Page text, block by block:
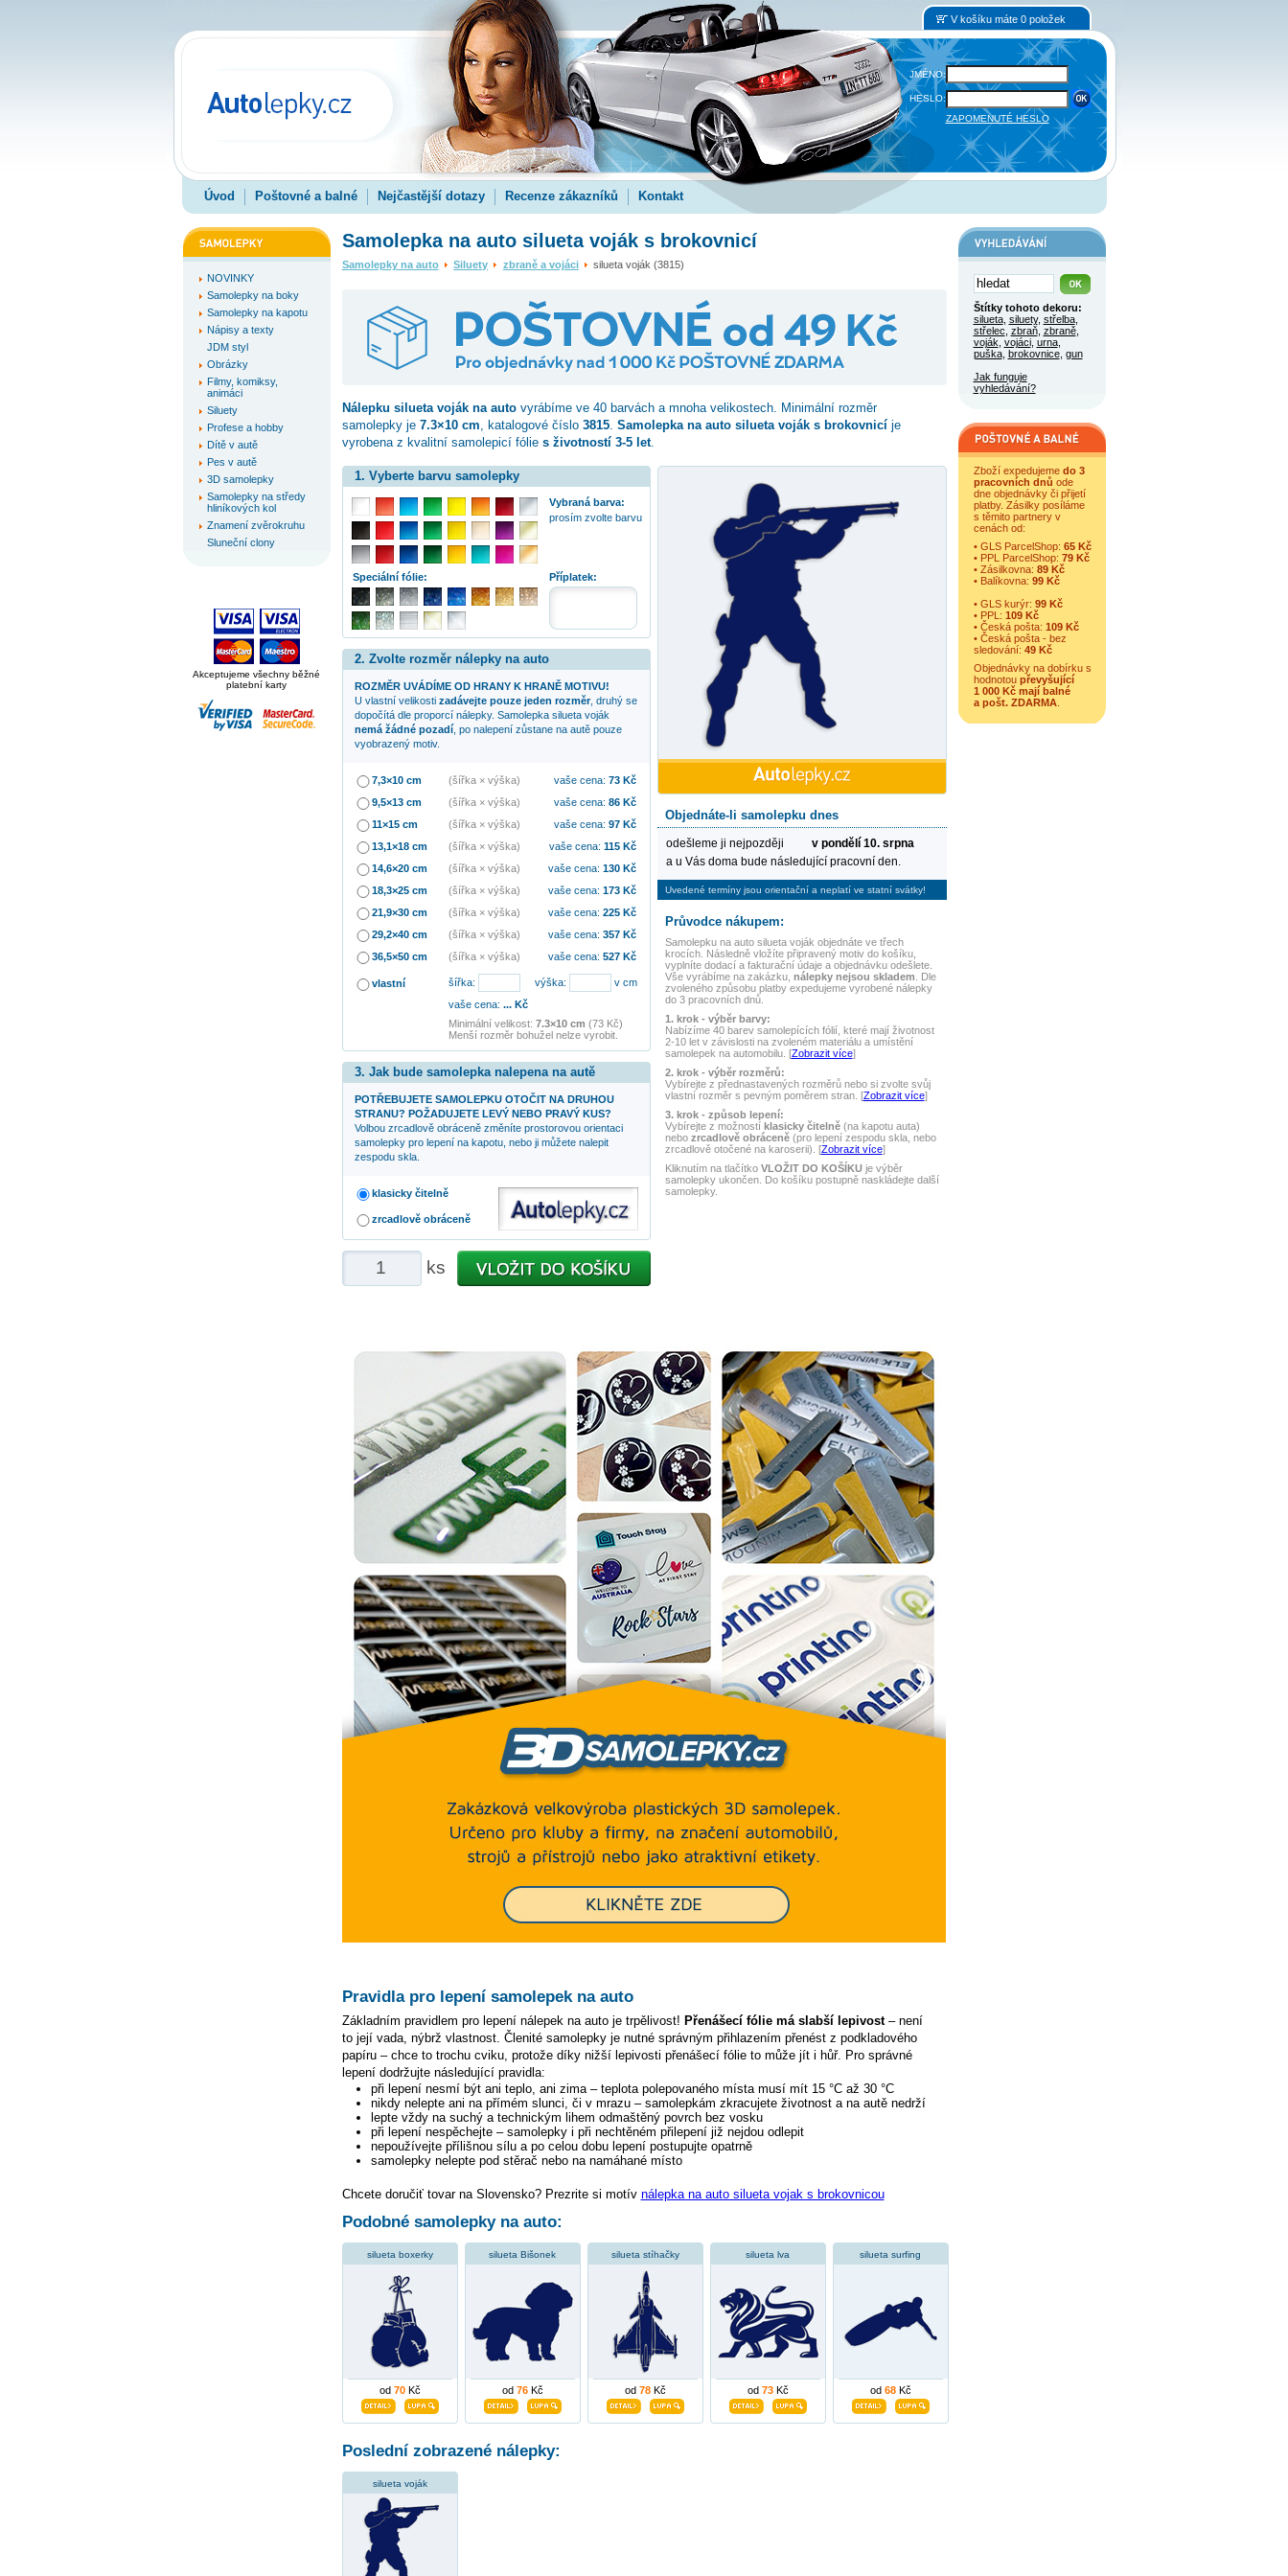
V košíku máte 0 položek
JMÉNO:
HESLO:
ZAPOMENUTÉ HESLO
Úvod Poštovné a balné Nejčastější dotazy Recenze zákazníků Kontakt
NOVINKY
Samolepky na boky
Samolepky na kapotu
Nápisy a texty
JDM styl
Obrázky
Filmy, komiksy,
animáci
Siluety
Profese a hobby
Dítě v autě
Pes v autě
3D samolepky
Samolepky na středy
hliníkových kol
Znamení zvěrokruhu
Sluneční clony
Akceptujeme všechny běžné
platební karty
Samolepka na auto silueta voják s brokovnicí
Samolepky na auto Siluety zbraně a vojáci silueta voják (3815)
Nálepku silueta vojákna autovyrábíme ve 40 barvách a mnoha velikostech. Minimální rozměr
samolepky je 7.3×10 cm, katalogové číslo 3815. Samolepka na auto silueta voják s brokovnicíje
vyrobena z kvalitní samolepicí fólie s životností 3-5 let.
Objednáte-li samolepku dnes
odešleme ji nejpozději
v pondělí 10. srpna
a u Vás doma bude následující pracovní den.
Uvedené termíny jsou orientační a neplatí ve statní svátky!
Průvodce nákupem:
Samolepku na auto silueta voják objednáte ve třech
krocích. Následně vložíte připravený motiv do košíku,
vyplníte dodací a fakturační údaje a objednávku odešlete.
Vše vyrábíme na zakázku, nálepky nejsou skladem . Dle
zvoleného způsobu platby expedujeme vyrobené nálepky
do 3 pracovních dnů.
1. krok - výběr barvy:
Nabízíme 40 barev samolepících fólií, které mají životnost
2-10 let v závislosti na zvoleném materiálu a umístění
samolepek na automobilu. [Zobrazit více]
2. krok - výběr rozměrů:
Vybírejte z přednastavených rozměrů nebo si zvolte svůj
vlastní rozměr s pevným poměrem stran. [Zobrazit více]
3. krok - způsob lepení:
Vybírejte z možností klasicky čitelně(na kapotu auta)
nebo zrcadlově obráceně(pro lepení zespodu skla, nebo
zrcadlově otočené na karoserii). [Zobrazit více]
Kliknutím na tlačítko VLOŽIT DO KOŠÍKUje výběr
samolepky ukončen. Do košíku postupně naskládejte další
samolepky.
1. Vyberte barvu samolepky
Vybraná barva:
prosím zvolte barvu
Příplatek:
Speciální fólie:
2. Zvolte rozměr nálepky na auto
ROZMĚR UVÁDÍME OD HRANY K HRANĚ MOTIVU!
U vlastní velikosti zadávejte pouze jeden rozměr, druhý se
dopočítá dle proporcí nálepky. Samolepka silueta voják
nemá žádné pozadí, po nalepení zůstane na autě pouze
vyobrazený motiv.
7,3×10 cm (šířka × výška) vaše cena: 73Kč
9,5×13 cm
(šířka × výška) vaše cena: 86Kč
11×15 cm
(šířka × výška) vaše cena: 97Kč
13,1×18 cm
(šířka × výška) vaše cena: 115Kč
14,6×20 cm
(šířka × výška) vaše cena: 130Kč
18,3×25 cm
(šířka × výška) vaše cena: 173Kč
21,9×30 cm
(šířka × výška) vaše cena: 225Kč
29,2×40 cm
(šířka × výška) vaše cena: 357Kč
36,5×50 cm
(šířka × výška) vaše cena: 527Kč
vlastní šířka: výška:
v cm
vaše cena: ...Kč
Minimální velikost: 7.3×10 cm (73 Kč)
Menší rozměr bohužel nelze vyrobit.
3. Jak bude samolepka nalepena na autě
POTŘEBUJETE SAMOLEPKU OTOČIT NA DRUHOU
STRANU? POŽADUJETE LEVÝ NEBO PRAVÝ KUS?
Volbou zrcadlově obráceně změníte prostorovou orientaci
samolepky pro lepení na kapotu, nebo ji můžete nalepit
zespodu skla.
klasicky čitelně
zrcadlově obráceně
ks
Pravidla pro lepení samolepek na auto
Základním pravidlem pro lepení nálepek na auto je trpělivost! Přenášecí fólie má slabší lepivost– není
to její vada, nýbrž vlastnost. Členité samolepky je nutné správným přihlazením přenést z podkladového
papíru – chce to trochu cviku, protože díky nižší lepivosti přenášecí fólie to může jít i hůř. Pro správné
lepení dodržujte následující pravidla:
při lepení nesmí být ani teplo, ani zima – teplota polepovaného místa musí mít 15 °C až 30 °C
nikdy nelepte ani na přímém slunci, či v mrazu – samolepkám zkracujete životnost a na autě nedrží
lepte vždy na suchý a technickým lihem odmaštěný povrch bez vosku
při lepení nespěchejte – samolepky i při nechtěném přilepení již nejdou odlepit
nepoužívejte přílišnou sílu a po celou dobu lepení postupujte opatrně
samolepky nelepte pod stěrač nebo na namáhané místo
Chcete doručiť tovar na Slovensko? Prezrite si motív nálepka na auto silueta vojak s brokovnicou
Podobné samolepky na auto:
silueta boxerky
od 70Kč
silueta Bišonek
od 76Kč
silueta stíhačky
od 78Kč
silueta lva
od 73Kč
silueta surfing
od 68Kč
Poslední zobrazené nálepky:
silueta voják
Štítky tohoto dekoru:
silueta, siluety, střelba,
střelec zbraň, zbraně,
voják vojáci, urna,
puška, brokovnice, gun
Jak funguje
vyhledávání?
Zboží expedujeme do 3
pracovních dnů ode
dne objednávky či přijetí
platby. Zásilky posíláme
s těmito partnery v
cenách od:
• GLS ParcelShop: 65 Kč
• PPL ParcelShop: 79 Kč
• Zásilkovna: 89 Kč
• Balíkovna: 99 Kč
• GLS kurýr: 99 Kč
• PPL: 109 Kč
• Česká pošta: 109 Kč
• Česká pošta - bez
sledování: 49 Kč
Objednávky na dobírku s
hodnotou převyšující
1 000 Kč mají balné
a pošt. ZDARMA.